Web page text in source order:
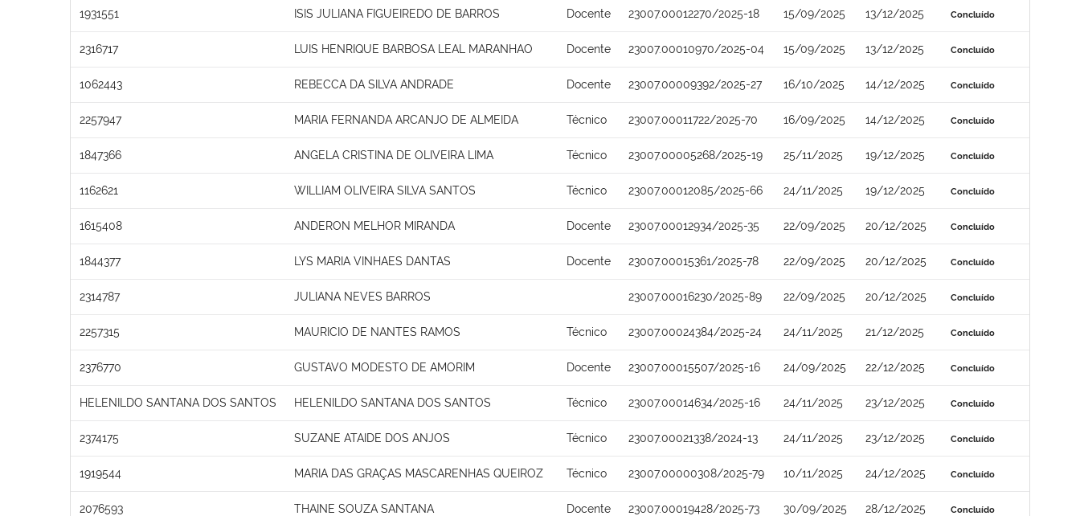
1931551 ISIS JULIANA FIGUEIREDO DE BARROS Docente 23007.00012270/2025-18 15/09/2025 13/12/2025 Concluído
2316717 LUIS HENRIQUE BARBOSA LEAL MARANHAO Docente 23007.00010970/2025-04 15/09/2025 13/12/2025 Concluído
1062443 REBECCA DA SILVA ANDRADE Docente 23007.00009392/2025-27 16/10/2025 14/12/2025 Concluído
2257947 MARIA FERNANDA ARCANJO DE ALMEIDA Técnico 23007.00011722/2025-70 16/09/2025 14/12/2025 Concluído
1847366 ANGELA CRISTINA DE OLIVEIRA LIMA Técnico 23007.00005268/2025-19 25/11/2025 19/12/2025 Concluído
1162621 WILLIAM OLIVEIRA SILVA SANTOS Técnico 23007.00012085/2025-66 24/11/2025 19/12/2025 Concluído
1615408 ANDERON MELHOR MIRANDA Docente 23007.00012934/2025-35 22/09/2025 20/12/2025 Concluído
1844377 LYS MARIA VINHAES DANTAS Docente 23007.00015361/2025-78 22/09/2025 20/12/2025 Concluído
2314787 JULIANA NEVES BARROS 23007.00016230/2025-89 22/09/2025 20/12/2025 Concluído
2257315 MAURICIO DE NANTES RAMOS Técnico 23007.00024384/2025-24 24/11/2025 21/12/2025 Concluído
2376770 GUSTAVO MODESTO DE AMORIM Docente 23007.00015507/2025-16 24/09/2025 22/12/2025 Concluído
HELENILDO SANTANA DOS SANTOS HELENILDO SANTANA DOS SANTOS Técnico 23007.00014634/2025-16 24/11/2025 23/12/2025 Concluído
2374175 SUZANE ATAIDE DOS ANJOS Técnico 23007.00021338/2024-13 24/11/2025 23/12/2025 Concluído
1919544 MARIA DAS GRAÇAS MASCARENHAS QUEIROZ Técnico 23007.00000308/2025-79 10/11/2025 24/12/2025 Concluído
2076593 THAINE SOUZA SANTANA Docente 23007.00019428/2025-73 30/09/2025 28/12/2025 Concluído